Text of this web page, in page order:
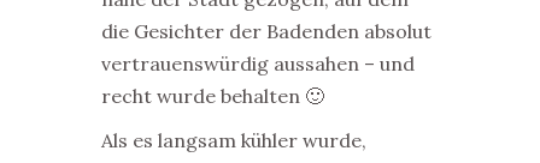
die Gesichter der Badenden absolut
vertrauenswürdig aussahen – und
recht wurde behalten 🙂
Als es langsam kühler wurde,